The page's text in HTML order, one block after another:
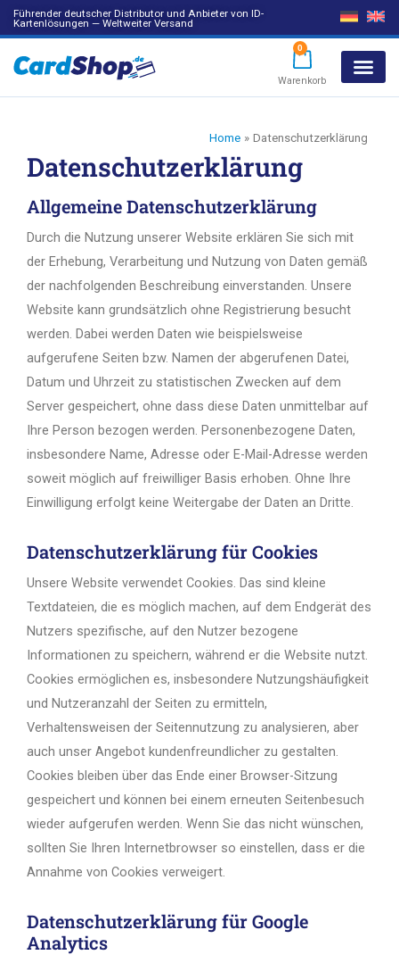
Führender deutscher Distributor und Anbieter von ID-
Kartenlösungen — Weltweiter Versand
0
Warenkorb
Home Datenschutzerklärung
Datenschutzerklärung
Allgemeine Datenschutzerklärung
Durch die Nutzung unserer Website erklären Sie sich mit
der Erhebung, Verarbeitung und Nutzung von Daten gemäß
der nachfolgenden Beschreibung einverstanden. Unsere
Website kann grundsätzlich ohne Registrierung besucht
werden. Dabei werden Daten wie beispielsweise
aufgerufene Seiten bzw. Namen der abgerufenen Datei,
Datum und Uhrzeit zu statistischen Zwecken auf dem
Server gespeichert, ohne dass diese Daten unmittelbar auf
Ihre Person bezogen werden. Personenbezogene Daten,
insbesondere Name, Adresse oder E-Mail-Adresse werden
soweit möglich auf freiwilliger Basis erhoben. Ohne Ihre
Einwilligung erfolgt keine Weitergabe der Daten an Dritte.
Datenschutzerklärung für Cookies
Unsere Website verwendet Cookies. Das sind kleine
Textdateien, die es möglich machen, auf dem Endgerät des
Nutzers spezifische, auf den Nutzer bezogene
Informationen zu speichern, während er die Website nutzt.
Cookies ermöglichen es, insbesondere Nutzungshäufigkeit
und Nutzeranzahl der Seiten zu ermitteln,
Verhaltensweisen der Seitennutzung zu analysieren, aber
auch unser Angebot kundenfreundlicher zu gestalten.
Cookies bleiben über das Ende einer Browser-Sitzung
gespeichert und können bei einem erneuten Seitenbesuch
wieder aufgerufen werden. Wenn Sie das nicht wünschen,
sollten Sie Ihren Internetbrowser so einstellen, dass er die
Annahme von Cookies verweigert.
Datenschutzerklärung für Google
Analytics